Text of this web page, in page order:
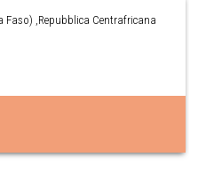
Faso) ,Repubblica Centrafricana